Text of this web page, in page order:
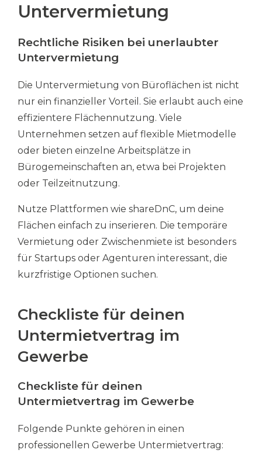
Untervermietung
Rechtliche Risiken bei unerlaubter
Untervermietung
Die Untervermietung von Büroflächen ist nicht
nur ein finanzieller Vorteil. Sie erlaubt auch eine
effizientere Flächennutzung. Viele
Unternehmen setzen auf flexible Mietmodelle
oder bieten einzelne Arbeitsplätze in
Bürogemeinschaften an, etwa bei Projekten
oder Teilzeitnutzung.
Nutze Plattformen wie shareDnC, um deine
Flächen einfach zu inserieren. Die temporäre
Vermietung oder Zwischenmiete ist besonders
für Startups oder Agenturen interessant, die
kurzfristige Optionen suchen.
Checkliste für deinen
Untermietvertrag im
Gewerbe
Checkliste für deinen
Untermietvertrag im Gewerbe
Folgende Punkte gehören in einen
professionellen Gewerbe Untermietvertrag: